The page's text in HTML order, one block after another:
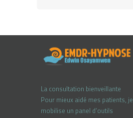
La consultation bienveillante
Pour mieux aidé mes patients, je
mobilise un panel d’outils